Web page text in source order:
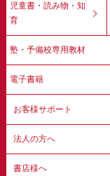
児童書・読み物・知
育
塾・予備校専用教材
電子書籍
お客様サポート
法人の方へ
書店様へ